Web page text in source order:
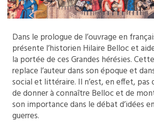
Dans le prologue de l’ouvrage en
présente l’historien Hilaire Belloc et
la portée de ces Grandes hérésies.
replace l’auteur dans son époque et
social et littéraire. Il n’est, en effet, pas
de donner à connaître Belloc et de
son importance dans le débat d’idées
guerres.